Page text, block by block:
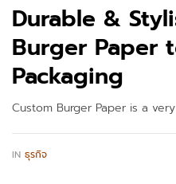
Durable &
Burger Paper
Packaging
Custom Burger Paper is a
IN ธุรกิจ